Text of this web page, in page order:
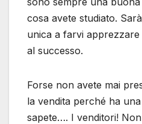
cosa avete studiato.
unica a farvi
al successo.
Forse non avete mai
la vendita perché ha
sapete…. I venditori!